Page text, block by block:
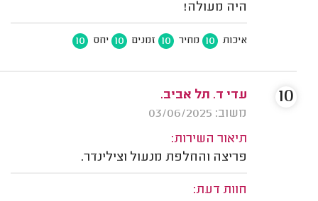
היה מעולה!
איכות 10 מחיר 10 זמנים 10 יחס 10
עדי ד. תל אביב.
משוב: 03/06/2025
תיאור השירות:
פריצה והחלפת מנעול וצילינדר.
חוות דעת:
10